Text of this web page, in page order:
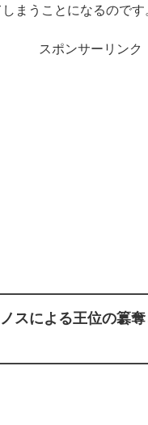
まうことになるのです
スポンサーリンク
スによる王位の簒